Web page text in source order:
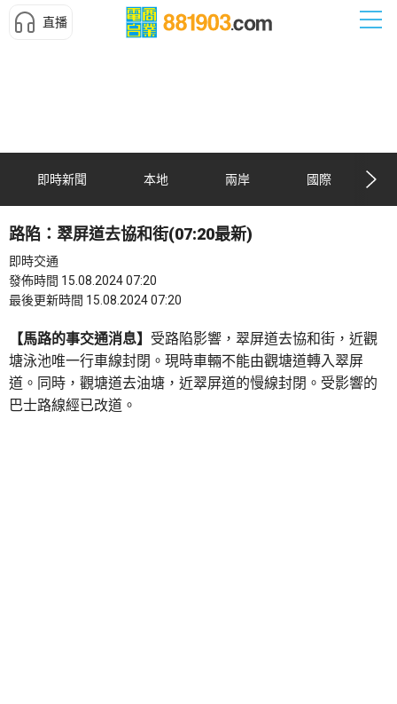
直播
即時新聞 本地 兩岸 國際
路陷：翠屏道去協和街(07:20最新)
即時交通
發佈時間 15.08.2024 07:20
最後更新時間 15.08.2024 07:20
【馬路的事交通消息】 受路陷影響，翠屏道去協和街，近觀
塘泳池唯一行車線封閉。現時車輛不能由觀塘道轉入翠屏
道。同時，觀塘道去油塘，近翠屏道的慢線封閉。受影響的
巴士路線經已改道。